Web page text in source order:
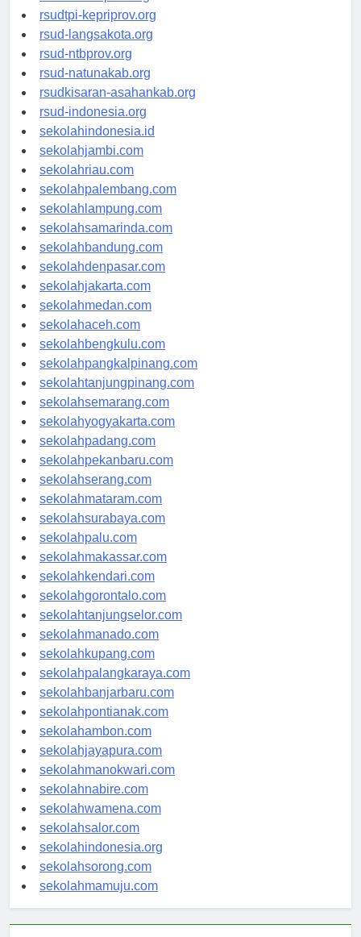
rsudtpi-kepriprov.org
rsud-langsakota.org
rsud-ntbprov.org
rsud-natunakab.org
rsudkisaran-asahankab.org
rsud-indonesia.org
sekolahindonesia.id
sekolahjambi.com
sekolahriau.com
sekolahpalembang.com
sekolahlampung.com
sekolahsamarinda.com
sekolahbandung.com
sekolahdenpasar.com
sekolahjakarta.com
sekolahmedan.com
sekolahaceh.com
sekolahbengkulu.com
sekolahpangkalpinang.com
sekolahtanjungpinang.com
sekolahsemarang.com
sekolahyogyakarta.com
sekolahpadang.com
sekolahpekanbaru.com
sekolahserang.com
sekolahmataram.com
sekolahsurabaya.com
sekolahpalu.com
sekolahmakassar.com
sekolahkendari.com
sekolahgorontalo.com
sekolahtanjungselor.com
sekolahmanado.com
sekolahkupang.com
sekolahpalangkaraya.com
sekolahbanjarbaru.com
sekolahpontianak.com
sekolahambon.com
sekolahjayapura.com
sekolahmanokwari.com
sekolahnabire.com
sekolahwamena.com
sekolahsalor.com
sekolahindonesia.org
sekolahsorong.com
sekolahmamuju.com